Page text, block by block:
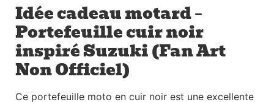
Idée cadeau motard –
Portefeuille cuir noir
inspiré Suzuki (Fan Art
Non Officiel)
Ce portefeuille moto en cuir noir est une excellente